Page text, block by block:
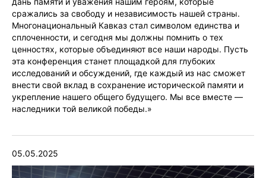
сражались за свободу и независимость нашей страны.
Многонациональный Кавказ стал символом единства и
сплоченности, и сегодня мы должны помнить о тех
ценностях, которые объединяют все наши народы. Пусть
эта конференция станет площадкой для глубоких
исследований и обсуждений, где каждый из нас сможет
внести свой вклад в сохранение исторической памяти и
укрепление нашего общего будущего. Мы все вместе —
наследники той великой победы.»
05.05.2025